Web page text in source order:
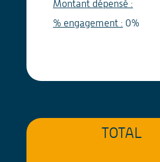
Montant dépensé :
% engagement : 0%
TOTAL